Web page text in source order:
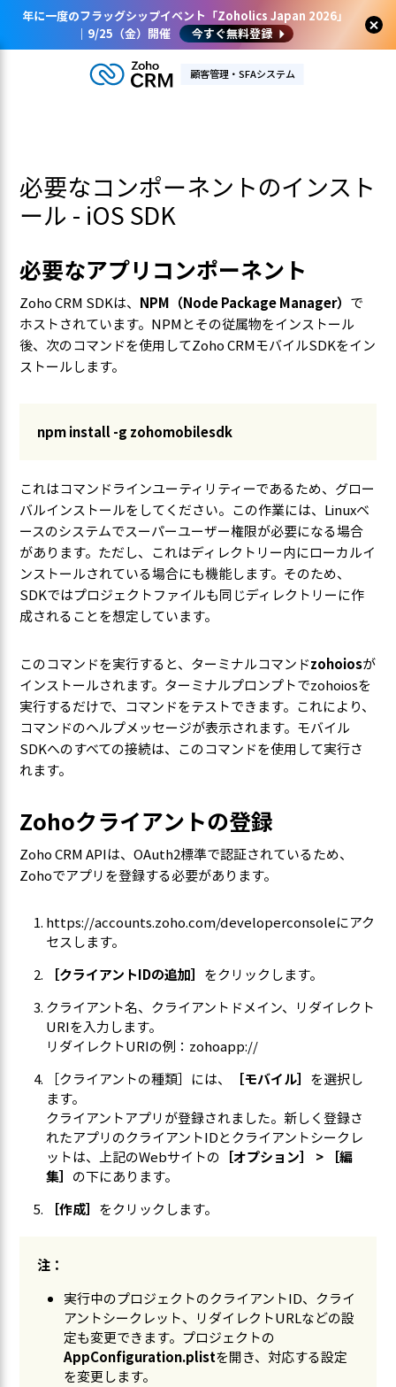
年に一度のフラッグシップイベント「Zoholics Japan 2026」
｜9/25（金）開催
今すぐ無料登録
顧客管理・SFAシステム
必要なコンポーネントのインスト
ール - iOS SDK
必要なアプリコンポーネント
Zoho CRM SDKは、 NPM（Node Package Manager） で
ホストされています。NPMとその従属物をインストール
後、次のコマンドを使用してZoho CRMモバイルSDKをイン
ストールします。
npm install -g zohomobilesdk
これはコマンドラインユーティリティーであるため、グロー
バルインストールをしてください。この作業には、Linuxベ
ースのシステムでスーパーユーザー権限が必要になる場合
があります。ただし、これはディレクトリー内にローカルイ
ンストールされている場合にも機能します。そのため、
SDKではプロジェクトファイルも同じディレクトリーに作
成されることを想定しています。
このコマンドを実行すると、ターミナルコマンドzohoiosが
インストールされます。ターミナルプロンプトでzohoiosを
実行するだけで、コマンドをテストできます。これにより、
コマンドのヘルプメッセージが表示されます。モバイル
SDKへのすべての接続は、このコマンドを使用して実行さ
れます。
Zohoクライアントの登録
Zoho CRM APIは、OAuth2標準で認証されているため、
Zohoでアプリを登録する必要があります。
https://accounts.zoho.com/developerconsoleにアク
セスします。
［クライアントIDの追加］ をクリックします。
クライアント名、クライアントドメイン、リダイレクト
URIを入力します。
リダイレクトURIの例：zohoapp://
［クライアントの種類］には、
［モバイル］ を選択し
ます。
クライアントアプリが登録されました。新しく登録さ
れたアプリのクライアントIDとクライアントシークレ
ットは、上記のWebサイトの ［オプション］ > ［編
集］ の下にあります。
［作成］ をクリックします。
注：
実行中のプロジェクトのクライアントID、クライ
アントシークレット、リダイレクトURLなどの設
定も変更できます。プロジェクトの
AppConfiguration.plistを開き、対応する設定
を変更します。